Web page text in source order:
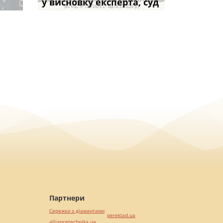
Партнери
Сережки з діамантами
alliancetechnika.ua
pereklad.ua